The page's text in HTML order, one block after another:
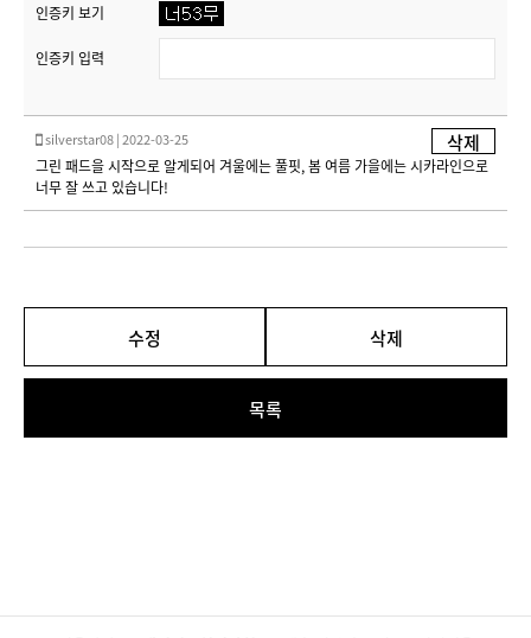
인증키 보기
인증키 입력
silverstar08 | 2022-03-25 삭제
그린 패드을 시작으로 알게되어 겨울에는 풀핏, 봄 여름 가을에는 시카라인으로
너무 잘 쓰고 있습니다!
수정 삭제
목록